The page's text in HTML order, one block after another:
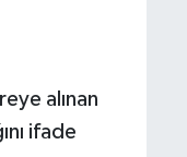
alınan
ifade